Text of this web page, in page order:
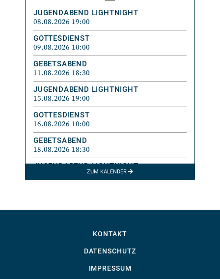
JUGENDABEND LIGHTNIGHT
08.08.2026 19:00
GOTTESDIENST
09.08.2026 10:00
GEBETSABEND
11.08.2026 18:30
JUGENDABEND LIGHTNIGHT
15.08.2026 19:00
GOTTESDIENST
16.08.2026 10:00
GEBETSABEND
18.08.2026 18:30
JUGENDABEND LIGHTNIGHT
22.08.2026 19:00
25.08.2026 18:30
ZUM KALENDER
KONTAKT
DATENSCHUTZ
IMPRESSUM